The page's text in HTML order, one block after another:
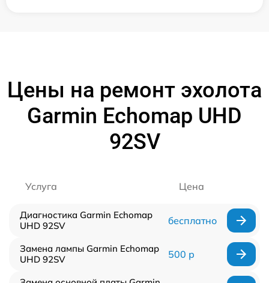
Цены на ремонт эхолота
Garmin Echomap UHD
92SV
Услуга Цена
Диагностика Garmin Echomap
UHD 92SV
бесплатно
Замена лампы Garmin Echomap
UHD 92SV
500 р